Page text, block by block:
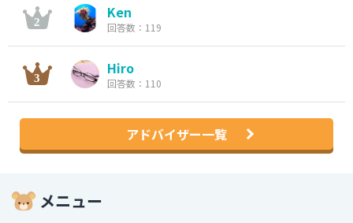
Ken
回答数：119
Hiro
回答数：110
アドバイザー一覧
メニュー